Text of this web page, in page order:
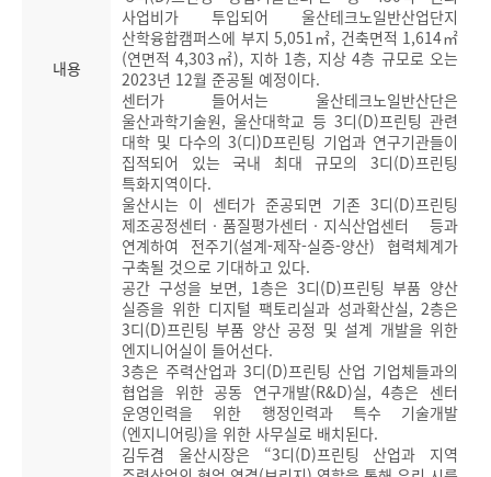
내용
사업비가 투입되어 울산테크노일반산업단지
산학융합캠퍼스에 부지 5,051㎡, 건축면적 1,614㎡
(연면적 4,303㎡), 지하 1층, 지상 4층 규모로 오는
2023년 12월 준공될 예정이다.
센터가 들어서는 울산테크노일반산단은
울산과학기술원, 울산대학교 등 3디(D)프린팅 관련
대학 및 다수의 3(디)D프린팅 기업과 연구기관들이
집적되어 있는 국내 최대 규모의 3디(D)프린팅
특화지역이다.
울산시는 이 센터가 준공되면 기존 3디(D)프린팅
제조공정센터‧품질평가센터‧지식산업센터 등과
연계하여 전주기(설계-제작-실증-양산) 협력체계가
구축될 것으로 기대하고 있다.
공간 구성을 보면, 1층은 3디(D)프린팅 부품 양산
실증을 위한 디지털 팩토리실과 성과확산실, 2층은
3디(D)프린팅 부품 양산 공정 및 설계 개발을 위한
엔지니어실이 들어선다.
3층은 주력산업과 3디(D)프린팅 산업 기업체들과의
협업을 위한 공동 연구개발(R&D)실, 4층은 센터
운영인력을 위한 행정인력과 특수 기술개발
(엔지니어링)을 위한 사무실로 배치된다.
김두겸 울산시장은 “3디(D)프린팅 산업과 지역